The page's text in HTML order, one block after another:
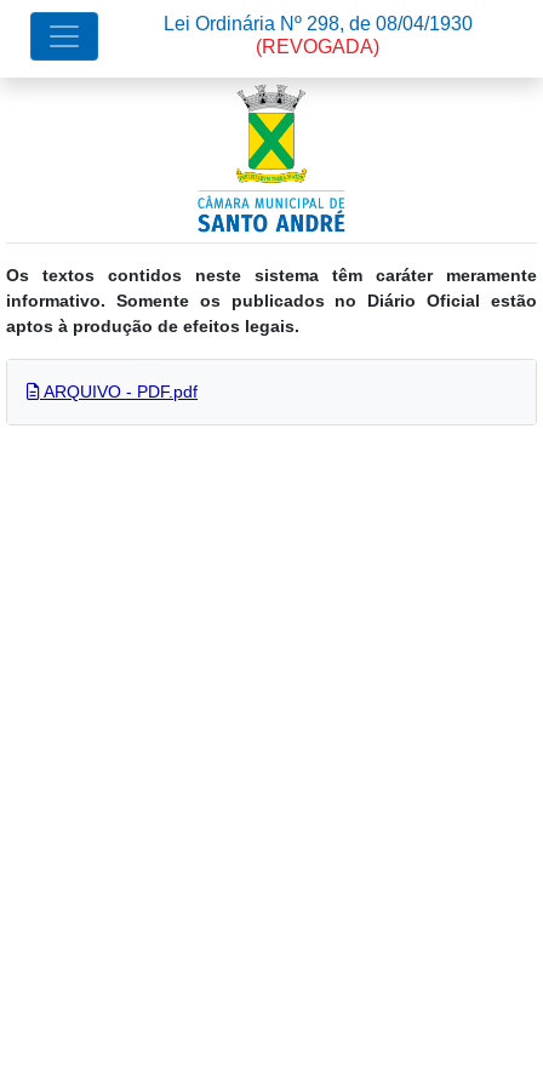
Os textos contidos neste sistema têm caráter meramente
informativo. Somente os publicados no Diário Oficial estão
aptos à produção de efeitos legais.
Lei Ordinária Nº 298, de 08/04/1930
(REVOGADA)
ARQUIVO - PDF.pdf